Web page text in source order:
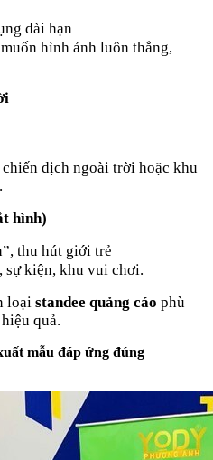
dài hạn
hình ảnh luôn thẳng,
dịch ngoài trời hoặc khu
hình)
thu hút giới trẻ
sự kiện, khu vui chơi.
loại standee quảng cáo phù
quả.
mẫu đáp ứng đúng